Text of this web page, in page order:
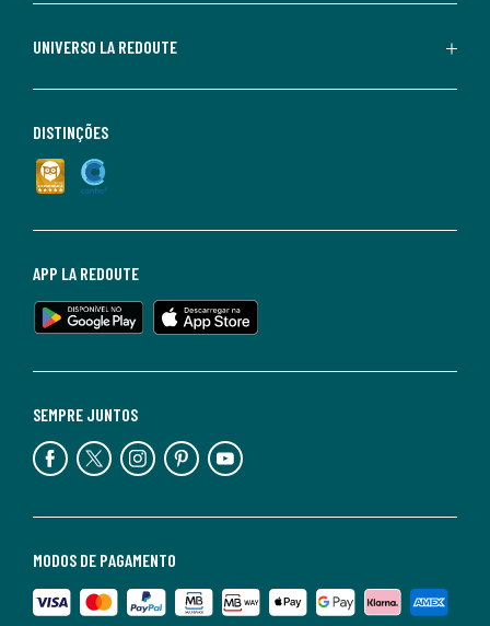
UNIVERSO LA REDOUTE
MODOS DE PAGAMENTO
SEMPRE JUNTOS
APP LA REDOUTE
DISTINÇÕES